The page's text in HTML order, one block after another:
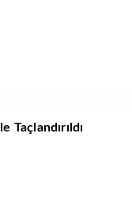
Taçlandırıldı